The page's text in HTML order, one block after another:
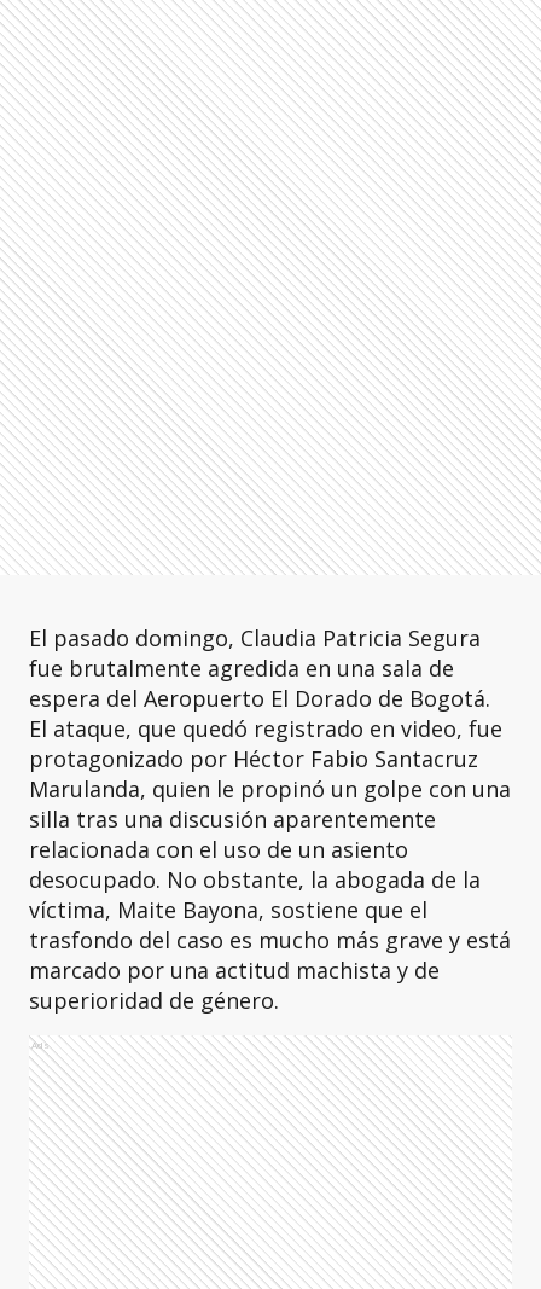
El pasado domingo, Claudia Patricia Segura
fue brutalmente agredida en una sala de
espera del Aeropuerto El Dorado de Bogotá.
El ataque, que quedó registrado en video, fue
protagonizado por Héctor Fabio Santacruz
Marulanda, quien le propinó un golpe con una
silla tras una discusión aparentemente
relacionada con el uso de un asiento
desocupado. No obstante, la abogada de la
víctima, Maite Bayona, sostiene que el
trasfondo del caso es mucho más grave y está
marcado por una actitud machista y de
superioridad de género.
Ads